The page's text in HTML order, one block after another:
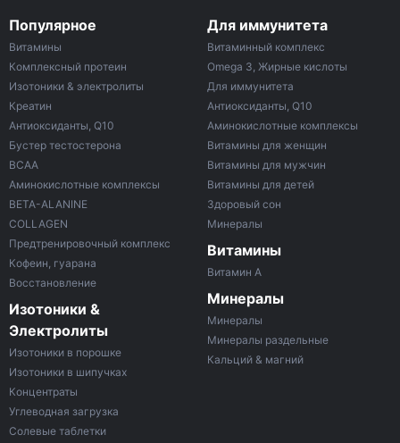
Популярное
Витамины
Комплексный протеин
Изотоники & электролиты
Креатин
Антиоксиданты, Q10
Бустер тестостерона
ВСАА
Аминокислотные комплексы
BETA-ALANINE
COLLAGEN
Предтренировочный комплекс
Кофеин, гуарана
Восстановление
Изотоники &
Электролиты
Изотоники в порошке
Изотоники в шипучках
Концентраты
Углеводная загрузка
Солевые таблетки
Для иммунитета
Витаминный комплекс
Omega 3, Жирные кислоты
Для иммунитета
Антиоксиданты, Q10
Аминокислотные комплексы
Витамины для женщин
Витамины для мужчин
Витамины для детей
Здоровый сон
Минералы
Витамины
Витамин A
Минералы
Минералы
Минералы раздельные
Кальций & магний